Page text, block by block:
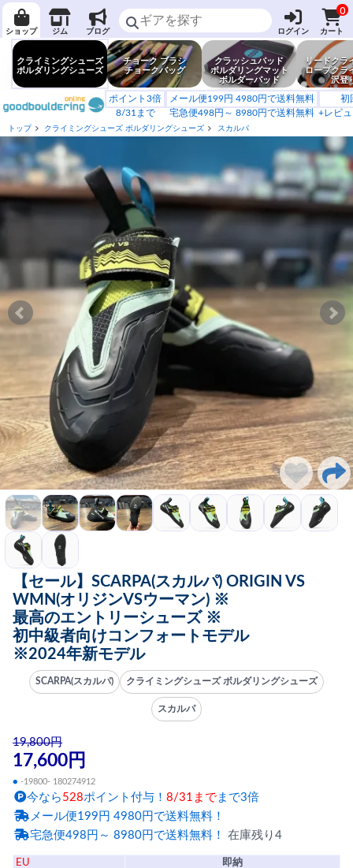
ショップ ジム ブログ ログイン
0
カート
クライミングシューズ
ボルダリングシューズ
チョーク ブラシ
チョークバッグ
クラッシュパッド
ボルダリングマット
ボルダーパッド
リードクラ
ロープクラ
沢登
ポイント3倍
8/31まで
メール便199円 4980円で送料無料
宅急便498円～ 8980円で送料無料
初
+レビ
トップ クライミングシューズ ボルダリングシューズ スカルパ
【セール】SCARPA(スカルパ) ORIGIN VS
WMN(オリジンVSウーマン) ※
最高のエントリーシューズ ※
初中級者向けコンフォートモデル
※2024年新モデル
SCARPA(スカルパ) クライミングシューズ ボルダリングシューズ
スカルパ
19,800円
17,600円
● -19800- 180274912
今なら 528ポイント付与！ 8/31まで まで3倍
メール便199円 4980円で送料無料！
宅急便498円～ 8980円で送料無料！ 在庫残り4
EU
即納